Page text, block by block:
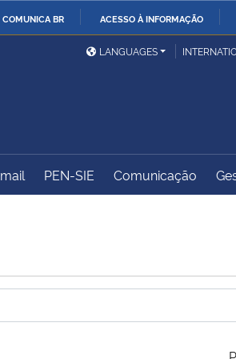
COMUNICA BR ACESSO À INFORMAÇÃO
Ministério das Relações
Exteriores
Controladoria-Geral da
LANGUAGES
PEN-SIE Comunicação